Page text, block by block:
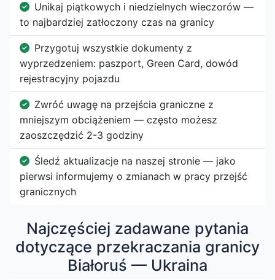
Unikaj piątkowych i niedzielnych wieczorów —
to najbardziej zatłoczony czas na granicy
Przygotuj wszystkie dokumenty z
wyprzedzeniem: paszport, Green Card, dowód
rejestracyjny pojazdu
Zwróć uwagę na przejścia graniczne z
mniejszym obciążeniem — często możesz
zaoszczędzić 2-3 godziny
Śledź aktualizacje na naszej stronie — jako
pierwsi informujemy o zmianach w pracy przejść
granicznych
Najczęściej zadawane pytania
dotyczące przekraczania granicy
Białoruś — Ukraina